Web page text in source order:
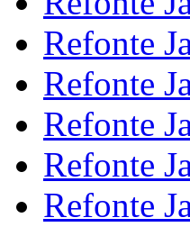
Refonte
Refonte
Refonte
Refonte
Refonte